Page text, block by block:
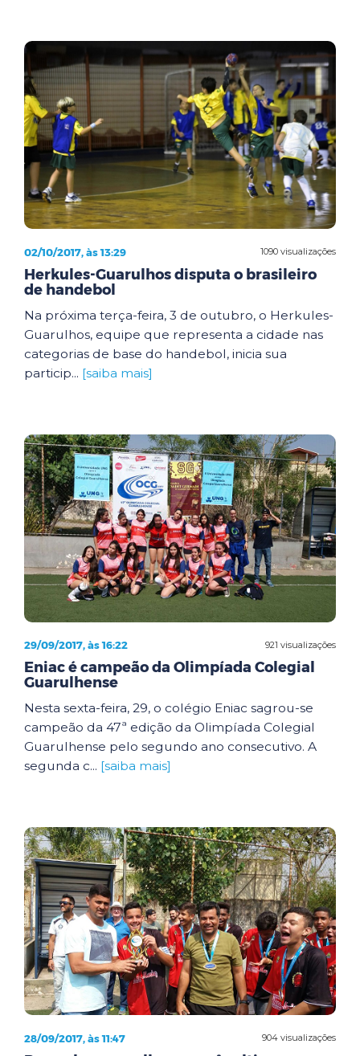
1090 visualizações
02/10/2017, às 13:29
Herkules-Guarulhos disputa o brasileiro
de handebol
Na próxima terça-feira, 3 de outubro, o Herkules-
Guarulhos, equipe que representa a cidade nas
categorias de base do handebol, inicia sua
particip... [saiba mais]
921 visualizações
29/09/2017, às 16:22
Eniac é campeão da Olimpíada Colegial
Guarulhense
Nesta sexta-feira, 29, o colégio Eniac sagrou-se
campeão da 47ª edição da Olimpíada Colegial
Guarulhense pelo segundo ano consecutivo. A
segunda c... [saiba mais]
904 visualizações
28/09/2017, às 11:47